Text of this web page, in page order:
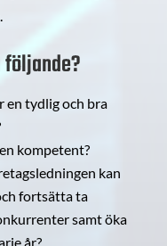
följande?
en tydlig och bra
kompetent?
kan
fortsätta ta
samt öka
år?